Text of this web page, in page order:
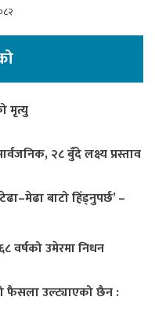
मृत्यु
२८ बुँदे लक्ष्य प्रस्ताव
बाटो हिँड्नुपर्छ’ –
वर्षको उमेरमा निधन
फैसला उल्ट्याएको छैन :